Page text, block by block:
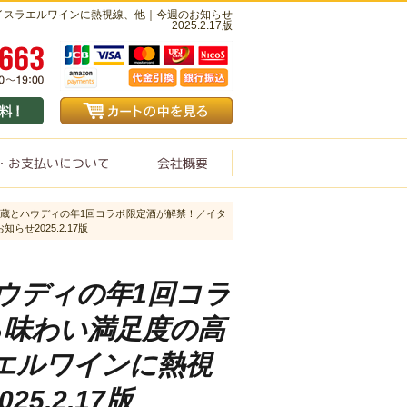
ラエルワインに熱視線、他｜今週のお知らせ
2025.2.17版
とハウディの年1回コラボ限定酒が解禁！／イタ
らせ2025.2.17版
ディの年1回コラ
わい満足度の高
ルワインに熱視
版